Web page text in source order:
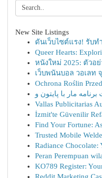
New Site Listings
ดันเว็บไซต์แรง! รับท
Queer Hearts:
หนังใหม่ 2025: ตัวอ
เว็บพนันบอล วอเลท
Ochrona Roślin
Vallas Publicitarias
İzmit'te Güvenilir
Find Your Fortune:
Trusted Mobile
Radiance
Peran Perempuan
KO789 Register: